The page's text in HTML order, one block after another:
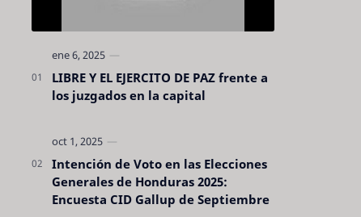
LIBRE Y EL EJERCITO DE PAZ frente a
los juzgados en la capital
Intención de Voto en las Elecciones
Generales de Honduras 2025:
Encuesta CID Gallup de Septiembre